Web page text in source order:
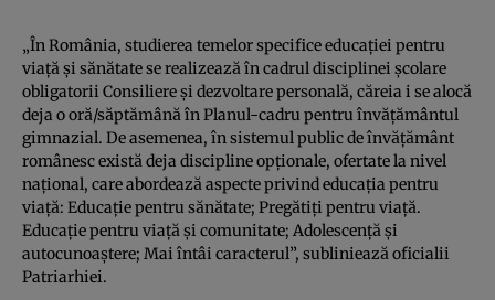
„În România, studierea temelor specifice educaţiei pentru
viaţă şi sănătate se realizează în cadrul disciplinei şcolare
obligatorii Consiliere şi dezvoltare personală, căreia i se alocă
deja o oră/săptămână în Planul-cadru pentru învăţământul
gimnazial. De asemenea, în sistemul public de învăţământ
românesc există deja discipline opţionale, ofertate la nivel
naţional, care abordează aspecte privind educaţia pentru
viaţă: Educaţie pentru sănătate; Pregătiţi pentru viaţă.
Educaţie pentru viaţă şi comunitate; Adolescenţă şi
autocunoaştere; Mai întâi caracterul”, subliniează oficialii
Patriarhiei.